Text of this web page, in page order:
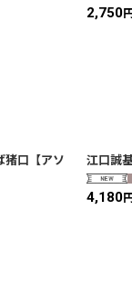
2,750円
口【アソ
江口誠
4,180円